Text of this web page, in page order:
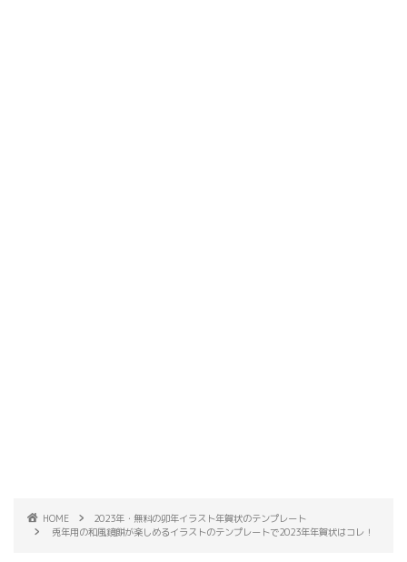
HOME
2023年・無料の卯年イラスト年賀状のテンプレート
兎年用の和風鏡餅が楽しめるイラストのテンプレートで2023年年賀状はコレ！